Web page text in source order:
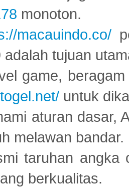
monoton.
macauindo.co/
adalah tujuan
game,
untuk
aturan dasar,
melawan bandar.
taruhan
berkualitas.